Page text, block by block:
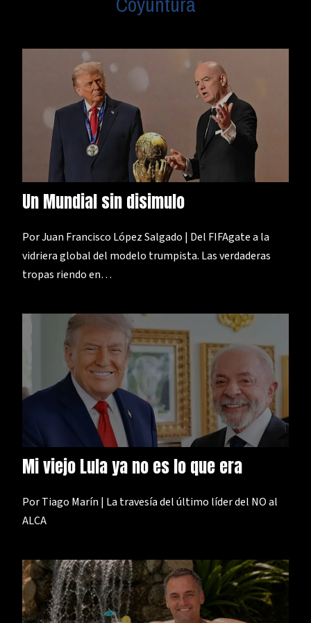
Un Mundial sin disimulo
Por Juan Francisco López Salgado | Del FIFAgate a la
vidriera global del modelo trumpista. Las verdaderas
tropas riendo en…
Mi viejo Lula ya no es lo que era
Por Tiago Marín | La travesía del último líder del NO al
ALCA